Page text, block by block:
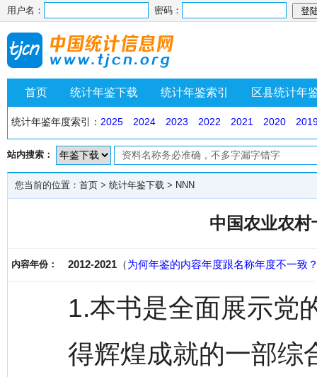
用户名： 密码：
首页 统计年鉴下载 统计年鉴索引 区县统计年
统计年鉴年度索引： 2025 2024 2023 2022 2021 2020
站内搜索：
您当前的位置： 首页 > 统计年鉴下载 > NNN
中国农业农
内容年份： 2012-2021 （为何年鉴的内容年度跟名称年度不一致
1.本书是全面展示党
得辉煌成就的一部综